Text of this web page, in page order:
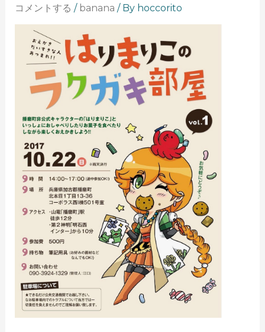
コメントする / banana / By hoccorito